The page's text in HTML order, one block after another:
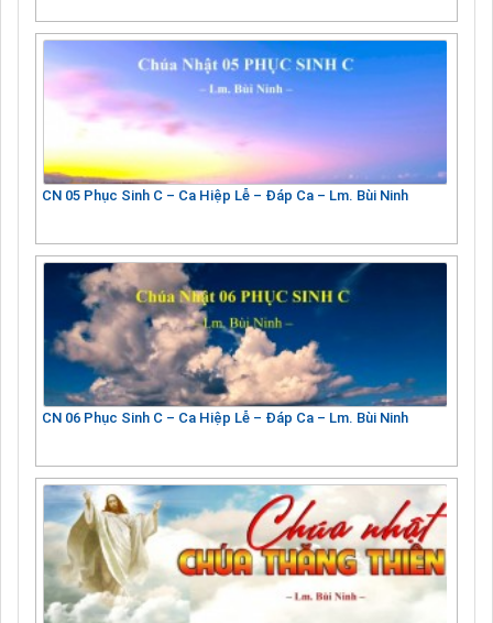
CN 05 Phục Sinh C – Ca Hiệp Lễ – Đáp Ca – Lm. Bùi Ninh
CN 06 Phục Sinh C – Ca Hiệp Lễ – Đáp Ca – Lm. Bùi Ninh